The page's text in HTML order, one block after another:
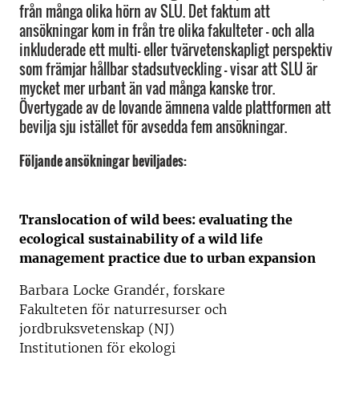
från många olika hörn av SLU. Det faktum att
ansökningar kom in från tre olika fakulteter - och alla
inkluderade ett multi- eller tvärvetenskapligt perspektiv
som främjar hållbar stadsutveckling - visar att SLU är
mycket mer urbant än vad många kanske tror.
Övertygade av de lovande ämnena valde plattformen att
bevilja sju istället för avsedda fem ansökningar.
Följande ansökningar beviljades:
Translocation of wild bees: evaluating the
ecological sustainability of a wild life
management practice due to urban expansion
Barbara Locke Grandér, forskare
Fakulteten för naturresurser och
jordbruksvetenskap (NJ)
Institutionen för ekologi